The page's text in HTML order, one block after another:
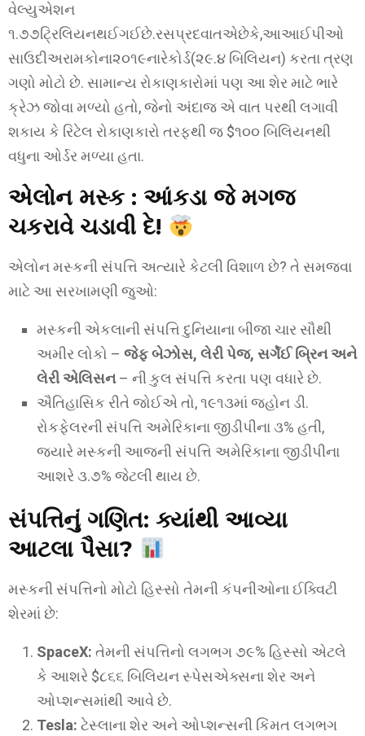
વેલ્યુએશન
૧.૭૭ટ્રિલિયનથઈગઈછે.રસપ્રદવાતએછેકે,આઆઈપીઓ
સાઉદીઅરામકોના૨૦૧૯નારેકોર્ડ(૨૯.૪ બિલિયન) કરતા ત્રણ
ગણો મોટો છે. સામાન્ય રોકાણકારોમાં પણ આ શેર માટે ભારે
ક્રેઝ જોવા મળ્યો હતો, જેનો અંદાજ એ વાત પરથી લગાવી
શકાય કે રિટેલ રોકાણકારો તરફથી જ $૧૦૦ બિલિયનથી
વધુના ઓર્ડર મળ્યા હતા.
એલોન મસ્ક : આંકડા જે મગજ
ચકરાવે ચડાવી દે!
એલોન મસ્કની સંપત્તિ અત્યારે કેટલી વિશાળ છે? તે સમજવા
માટે આ સરખામણી જુઓ:
મસ્કની એકલાની સંપત્તિ દુનિયાના બીજા ચાર સૌથી
અમીર લોકો – જેફ બેઝોસ, લેરી પેજ, સર્ગેઈ બ્રિન અને
લેરી એલિસન– ની કુલ સંપત્તિ કરતા પણ વધારે છે.
ઐતિહાસિક રીતે જોઈએ તો, ૧૯૧૩માં જ્હોન ડી.
રોકફેલરની સંપત્તિ અમેરિકાના જીડીપીના ૩% હતી,
જ્યારે મસ્કની આજની સંપત્તિ અમેરિકાના જીડીપીના
આશરે ૩.૭% જેટલી થાય છે.
સંપત્તિનું ગણિત: ક્યાંથી આવ્યા
આટલા પૈસા?
મસ્કની સંપત્તિનો મોટો હિસ્સો તેમની કંપનીઓના ઈક્વિટી
શેરમાં છે:
SpaceX: તેમની સંપત્તિનો લગભગ ૭૯% હિસ્સો એટલે
કે આશરે $૮૬૬ બિલિયન સ્પેસએક્સના શેર અને
ઓપ્શન્સમાંથી આવે છે.
Tesla: ટેસ્લાના શેર અને ઓપ્શન્સની કિંમત લગભગ